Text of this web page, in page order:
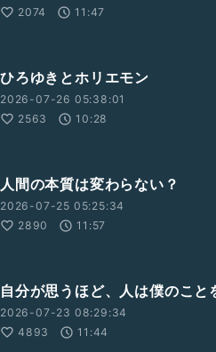
2074
11:47
ひろゆきとホリエモン
2026-07-26 05:38:01
2563
10:28
人間の本質は変わらない？
2026-07-25 05:25:34
2890
11:57
自分が思うほど、人は僕のこと
2026-07-23 08:29:34
4893
11:44